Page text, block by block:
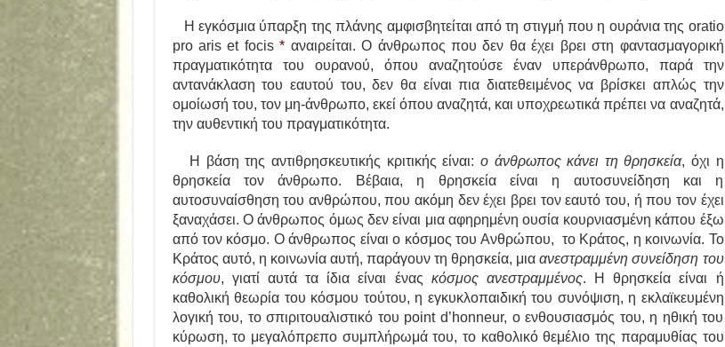
Η εγκόσμια ύπαρξη της πλάνης αμφισβητείται από τη στιγμή που η ουράνια της oratio
pro aris et focis* αναιρείται. Ο άνθρωπος που δεν θα έχει βρει στη φαντασμαγορική
πραγματικότητα του ουρανού, όπου αναζητούσε έναν υπεράνθρωπο, παρά την
αντανάκλαση του εαυτού του, δεν θα είναι πια διατεθειμένος να βρίσκει απλώς την
ομοίωσή του, τον μη-άνθρωπο, εκεί όπου αναζητά, και υποχρεωτικά πρέπει να αναζητά,
την αυθεντική του πραγματικότητα.
Η βάση της αντιθρησκευτικής κριτικής είναι: ο άνθρωπος κάνει τη θρησκεία, όχι η
θρησκεία τον άνθρωπο. Βέβαια, η θρησκεία είναι η αυτοσυνείδηση και η
αυτοσυναίσθηση του ανθρώπου, που ακόμη δεν έχει βρει τον εαυτό του, ή που τον έχει
ξαναχάσει. Ο άνθρωπος όμως δεν είναι μια αφηρημένη ουσία κουρνιασμένη κάπου έξω
από τον κόσμο. Ο άνθρωπος είναι ο κόσμος του Ανθρώπου, το Κράτος, η κοινωνία. Το
Κράτος αυτό, η κοινωνία αυτή, παράγουν τη θρησκεία, μιαανεστραμμένη συνείδηση του
κόσμου, γιατί αυτά τα ίδια είναι ένας κόσμος ανεστραμμένος. Η θρησκεία είναι ή
καθολική θεωρία του κόσμου τούτου, η εγκυκλοπαιδική του συνόψιση, η εκλαϊκευμένη
λογική του, το σπιριτουαλιστικό του point d’honneur, ο ενθουσιασμός του, η ηθική του
κύρωση, το μεγαλόπρεπο συμπλήρωμά του, το καθολικό θεμέλιο της παραμυθίας του